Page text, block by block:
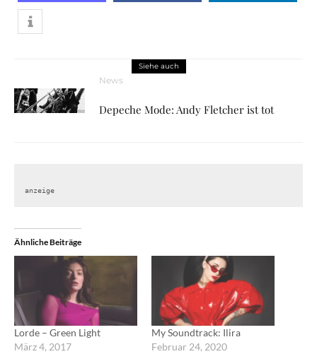
Siehe auch
News
Depeche Mode: Andy Fletcher ist tot
anzeige
Ähnliche Beiträge
Lorde – Green Light
März 4, 2017
My Soundtrack: Ilira
Februar 24, 2020